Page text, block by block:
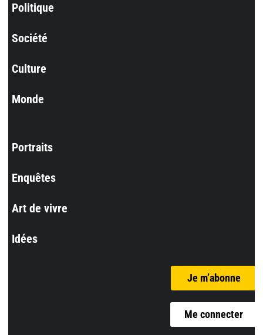
Politique
Société
Culture
Monde
Portraits
Enquêtes
Art de vivre
Idées
Je m’abonne
Me connecter